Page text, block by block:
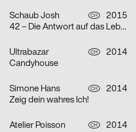
Schaub Josh CH
2015
42 – Die Antwort auf das Leben, das Universum und alles
Ultrabazar CH
2014
Candyhouse
Simone Hans CH
2014
Zeig dein wahres Ich!
Atelier Poisson CH
2014